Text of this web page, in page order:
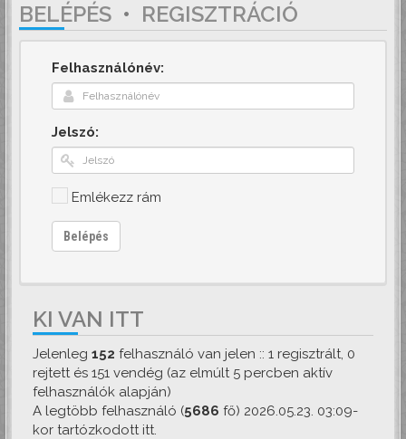
BELÉPÉS • REGISZTRÁCIÓ
Felhasználónév:
Jelszó:
Emlékezz rám
Belépés
KI VAN ITT
Jelenleg 152 felhasználó van jelen :: 1 regisztrált, 0
rejtett és 151 vendég (az elmúlt 5 percben aktív
felhasználók alapján)
A legtöbb felhasználó (5686 fő) 2026.05.23. 03:09-
kor tartózkodott itt.